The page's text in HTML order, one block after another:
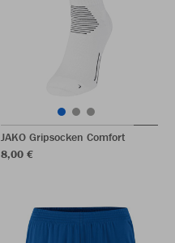
JAKO Gripsocken Comfort
8,00 €